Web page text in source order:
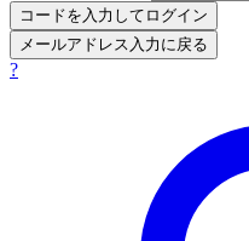
コードを入力してログイン
メールアドレス入力に戻る
?